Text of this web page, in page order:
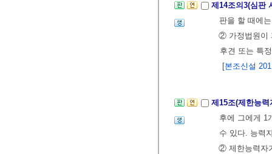
제14조의3(심판
판을 할 때에
② 가정법원이
후견 또는 특
[본조신설
제15조(제한능
후에 그에게 1
수 있다. 능력
② 제한능력자